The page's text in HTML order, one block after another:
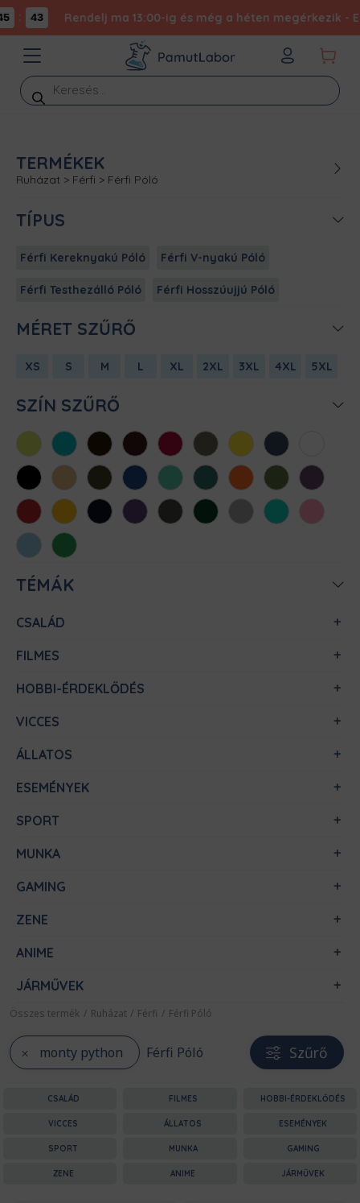
43 Rendelj ma 13:00-ig és még a héten megérkezik -
Products
search
TERMÉKEK
Ruházat > Férfi > Férfi Póló
TÍPUS
Férfi Kereknyakú Póló Férfi V-nyakú Póló
Férfi Testhezálló Póló Férfi Hosszúujjú Póló
MÉRET SZŰRŐ
XS S M L XL 2XL 3XL 4XL 5XL
SZÍN SZŰRŐ
AlmazöldAtollkékBarnaBordóChili Cink Citromsárga
Denim
FeketeHomokKhaki KirálykékMentaMéregzöld
NarancsOliva Padlizsán
Piros SárgaSötétkékSötétlilaSötétszürke
SötétzöldSportszürke
Türkiz
Világos
rózsaszín
Világoskék
Zöld
TÉMÁK
CSALÁD
FILMES
HOBBI-ÉRDEKLŐDÉS
VICCES
ÁLLATOS
ESEMÉNYEK
SPORT
MUNKA
GAMING
ZENE
ANIME
JÁRMŰVEK
Összes termék / Ruházat / Férfi / Férfi Póló
monty python Férfi Póló Szűrő
CSALÁD FILMES HOBBI-ÉRDEKLŐDÉS
VICCES ÁLLATOS ESEMÉNYEK
SPORT MUNKA GAMING
ZENE ANIME JÁRMŰVEK